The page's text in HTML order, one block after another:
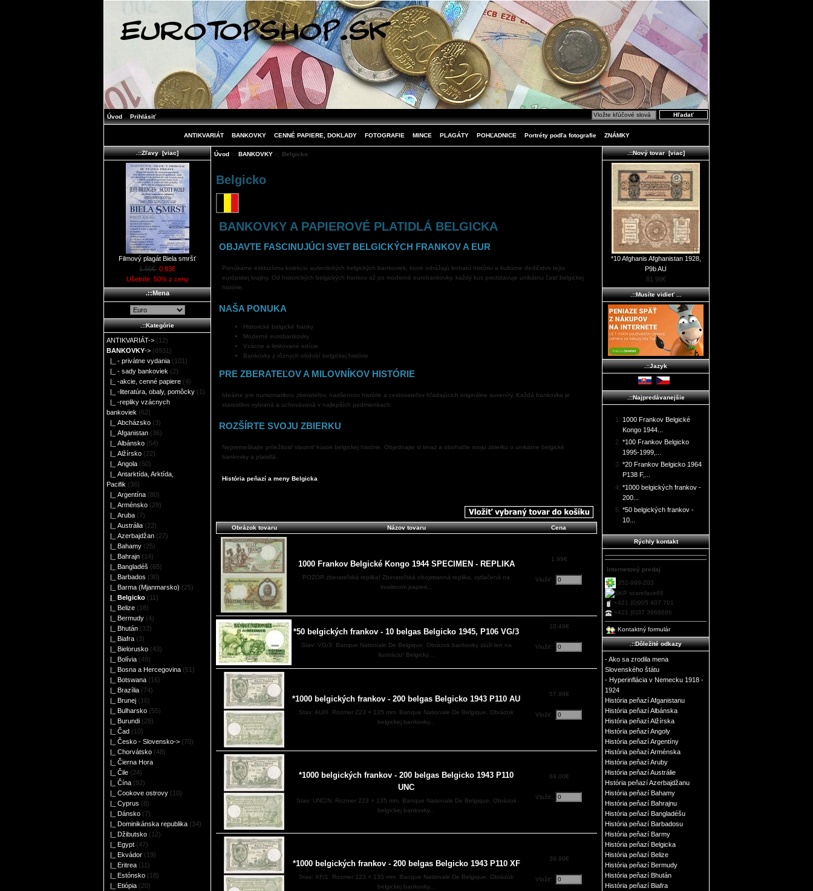
Úvod Prihlásiť
ANTIKVARIÁT BANKOVKY CENNÉ PAPIERE, DOKLADY FOTOGRAFIE MINCE PLAGÁTY POHĽADNICE Portréty podľa fotografie ZNÁMKY
.::Zľavy [viac]
Filmový plagát Biela smršť
1.66€ 0.83€
Ušetríte: 50% z ceny
.::Mena
.::Kategórie
ANTIKVARIÁT-> (12)
BANKOVKY-> (6931)
|_ - privátne vydania (101)
|_ - sady bankoviek (2)
|_ -akcie, cenné papiere (4)
|_ -literatúra, obaly, pomôcky (1)
|_ -repliky vzácnych
bankoviek (62)
|_ Abcházsko (3)
|_ Afganistan (36)
|_ Albánsko (54)
|_ Alžírsko (22)
|_ Angola (50)
|_ Antarktída, Arktída,
Pacifik (36)
|_ Argentína (80)
|_ Arménsko (29)
|_ Aruba (7)
|_ Austrália (22)
|_ Azerbajdžan (27)
|_ Bahamy (25)
|_ Bahrajn (14)
|_ Bangladéš (65)
|_ Barbados (30)
|_ Barma (Mjanmarsko) (25)
|_ Belgicko (11)
|_ Belize (18)
|_ Bermudy (4)
|_ Bhután (33)
|_ Biafra (3)
|_ Bielorusko (43)
|_ Bolívia (49)
|_ Bosna a Hercegovina (51)
|_ Botswana (16)
|_ Brazília (74)
|_ Brunej (16)
|_ Bulharsko (55)
|_ Burundi (29)
|_ Čad (10)
|_ Česko - Slovensko-> (70)
|_ Chorvátsko (48)
|_ Čierna Hora
|_ Čile (24)
|_ Čína (92)
|_ Cookove ostrovy (10)
|_ Cyprus (8)
|_ Dánsko (7)
|_ Dominikánska republika (34)
|_ Džibutsko (12)
|_ Egypt (47)
|_ Ekvádor (19)
|_ Eritrea (11)
|_ Estónsko (18)
|_ Etiópia (20)
Úvod:: BANKOVKY:: Belgicko
Belgicko
BANKOVKY A PAPIEROVÉ PLATIDLÁ BELGICKA
OBJAVTE FASCINUJÚCI SVET BELGICKÝCH FRANKOV A EUR
Ponúkame exkluzívnu kolekciu autentických belgických bankoviek, ktoré odrážajú bohatú históriu a kultúrne dedičstvo tejto
európskej krajiny. Od historických belgických frankov až po moderné eurobankovky, každý kus predstavuje unikátnu časť belgickej
histórie.
NAŠA PONUKA
Historické belgické franky
Moderné eurobankovky
Vzácne a limitované edície
Bankovky z rôznych období belgickej histórie
PRE ZBERATEĽOV A MILOVNÍKOV HISTÓRIE
Ideálne pre numizmatikov, zberateľov, nadšencov histórie a cestovateľov hľadajúcich originálne suveníry. Každá bankovka je
starostlivo vybraná a uchovávaná v najlepších podmienkach.
ROZŠÍRTE SVOJU ZBIERKU
Nepremeškajte príležitosť vlastniť kúsok belgickej histórie. Objednajte si teraz a obohaťte svoju zbierku o unikátne belgické
bankovky a platidlá.
História peňazí a meny Belgicka
Obrázok tovaru Názov tovaru Cena
1000 Frankov Belgické Kongo 1944 SPECIMEN - REPLIKA
POZOR zberateľská replika! Zberateľská obojstranná replika, vytlačená na
kvalitnom papieri...
1.99€
Vložiť:
*50 belgických frankov - 10 belgas Belgicko 1945, P106 VG/3
Stav: VG/3. Banque Nationale De Belgique. Obrázok bankovky slúži len na
ilustráciu! Belgický...
10.49€
Vložiť:
*1000 belgických frankov - 200 belgas Belgicko 1943 P110 AU
Stav: AU/0. Rozmer 223 × 135 mm. Banque Nationale De Belgique. Obrázok
belgickej bankovky...
57.99€
Vložiť:
*1000 belgických frankov - 200 belgas Belgicko 1943 P110
UNC
Stav: UNC/N. Rozmer 223 × 135 mm. Banque Nationale De Belgique. Obrázok
belgickej bankovky...
69.00€
Vložiť:
*1000 belgických frankov - 200 belgas Belgicko 1943 P110 XF
Stav: XF/1. Rozmer 223 × 135 mm. Banque Nationale De Belgique. Obrázok
belgickej bankovky...
39.99€
Vložiť:
.::Nový tovar [viac]
*10 Afghanis Afghanistan 1928,
P9b AU
81.99€
.::Musíte vidieť ...
.::Jazyk
.::Najpredávanejšie
1000 Frankov Belgické
Kongo 1944...
*100 Frankov Belgicko
1995-1999,...
*20 Frankov Belgicko 1964
P138 F,...
*1000 belgických frankov -
200...
*50 belgických frankov -
10...
Rýchly kontakt
Internetový predaj
352-999-203
scareface68
+421 (0)905 407 701
+421 (0)37 3968686
Kontaktný formulár
.::Dôležité odkazy
- Ako sa zrodila mena
Slovenského štátu
- Hyperinflácia v Nemecku 1918 -
1924
História peňazí Afganistanu
História peňazí Albánska
História peňazí Alžírska
História peňazí Angoly
História peňazí Argentíny
História peňazí Arménska
História peňazí Aruby
História peňazí Austrálie
Hstória peňazí Azerbajdžanu
História peňazí Bahamy
História peňazí Bahrajnu
História peňazí Bangladéšu
História peňazí Barbadosu
História peňazí Barmy
História peňazí Belgicka
História peňazí Belize
História peňazí Bermudy
História peňazí Bhután
História peňazí Biafra